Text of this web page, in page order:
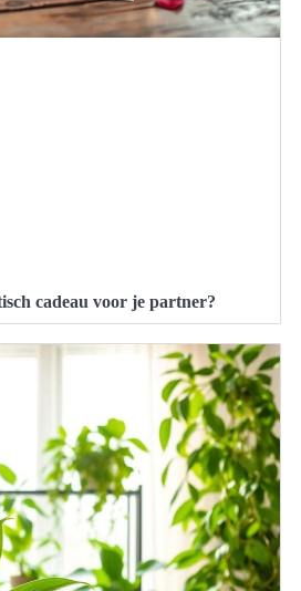
cadeau voor je partner?